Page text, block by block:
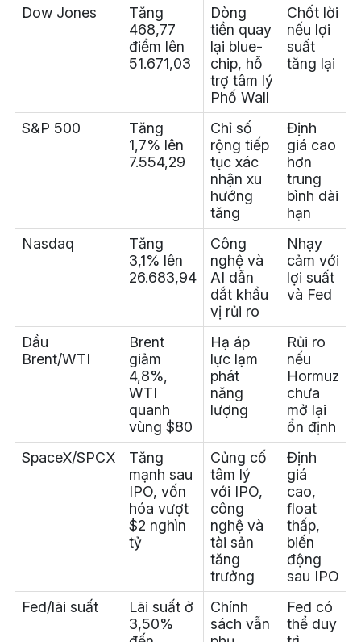
Dow Jones
Tăng
468,77
điểm lên
51.671,03
Dòng
tiền quay
lại blue-
chip, hỗ
trợ tâm lý
Phố Wall
Chốt lời
nếu lợi
suất
tăng lại
S&P 500
Tăng
1,7% lên
7.554,29
Chỉ số
rộng tiếp
tục xác
nhận xu
hướng
tăng
Định
giá cao
hơn
trung
bình dài
hạn
Nasdaq
Tăng
3,1% lên
26.683,94
Công
nghệ và
AI dẫn
dắt khẩu
vị rủi ro
Nhạy
cảm với
lợi suất
và Fed
Dầu
Brent/WTI
Brent
giảm
4,8%,
WTI
quanh
vùng $80
Hạ áp
lực lạm
phát
năng
lượng
Rủi ro
nếu
Hormuz
chưa
mở lại
ổn định
SpaceX/SPCX
Tăng
mạnh sau
IPO, vốn
hóa vượt
$2 nghìn
tỷ
Củng cố
tâm lý
với IPO,
công
nghệ và
tài sản
tăng
trưởng
Định
giá
cao,
float
thấp,
biến
động
sau IPO
Fed/lãi suất
Lãi suất ở
3,50%
Chính
sách vẫn
Fed có
thể duy